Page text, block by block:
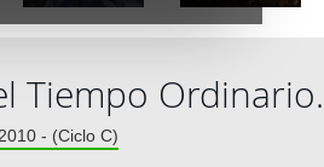
Tiempo Ordinario.
- (Ciclo C)